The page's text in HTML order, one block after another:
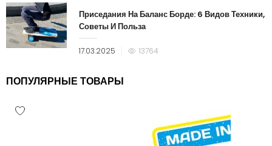
Приседания На Баланс Борде: 6 Видов Техники,
Советы И Польза
17.03.2025 13764
ПОПУЛЯРНЫЕ ТОВАРЫ